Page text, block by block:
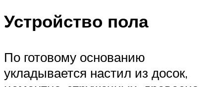
Устройство пола
По готовому основанию
укладывается настил из досок,